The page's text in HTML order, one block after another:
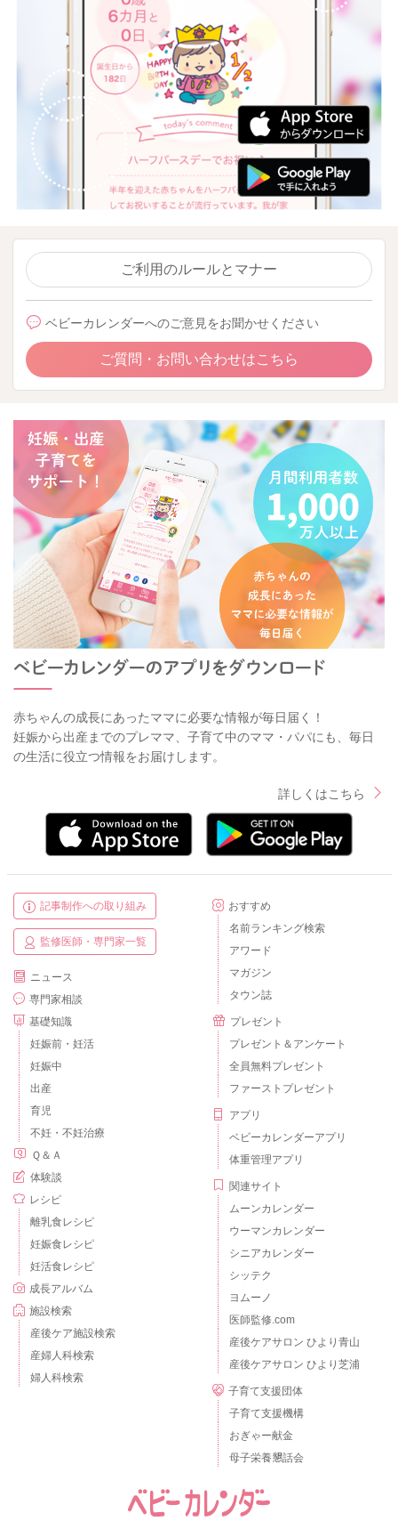
ご利用のルールとマナー
ベビーカレンダーへのご意見をお聞かせください
ご質問・お問い合わせはこちら
赤ちゃんの成長にあったママに必要な情報が毎日届く！
妊娠から出産までのプレママ、子育て中のママ・パパにも、毎日
の生活に役立つ情報をお届けします。
詳しくはこちら
記事制作への取り組み
監修医師・専門家一覧
ニュース
専門家相談
基礎知識
妊娠前・妊活
妊娠中
出産
育児
不妊・不妊治療
Ｑ＆Ａ
体験談
レシピ
離乳食レシピ
妊娠食レシピ
妊活食レシピ
成長アルバム
施設検索
産後ケア施設検索
産婦人科検索
婦人科検索
おすすめ
名前ランキング検索
アワード
マガジン
タウン誌
プレゼント
プレゼント＆アンケート
全員無料プレゼント
ファーストプレゼント
アプリ
ベビーカレンダーアプリ
体重管理アプリ
関連サイト
ムーンカレンダー
ウーマンカレンダー
シニアカレンダー
シッテク
ヨムーノ
医師監修.com
産後ケアサロン ひより青山
産後ケアサロン ひより芝浦
子育て支援団体
子育て支援機構
おぎゃー献金
母子栄養懇話会